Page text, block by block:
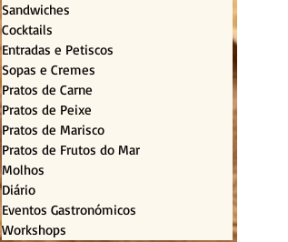
Sandwiches
Cocktails
Entradas e Petiscos
Sopas e Cremes
Pratos de Carne
Pratos de Peixe
Pratos de Marisco
Pratos de Frutos do Mar
Molhos
Diário
Eventos Gastronómicos
Workshops